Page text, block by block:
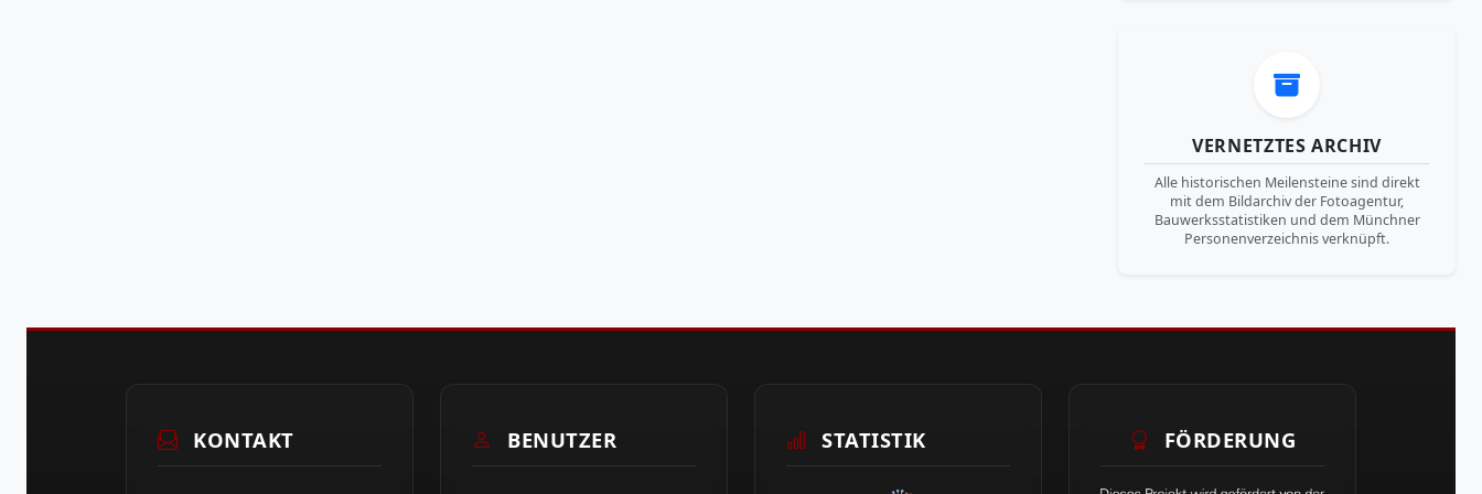
VERNETZTES ARCHIV
Alle historischen Meilensteine sind direkt
mit dem Bildarchiv der Fotoagentur,
Bauwerksstatistiken und dem Münchner
Personenverzeichnis verknüpft.
KONTAKT BENUTZER STATISTIK FÖRDERUNG